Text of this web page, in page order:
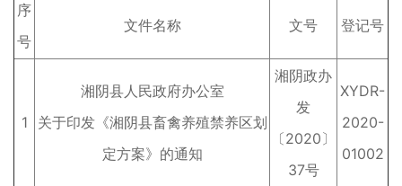
序
号
文件名称 文号 登记号
1
湘阴县人民政府办公室
关于印发《湘阴县畜禽养殖禁养区划
定方案》的通知
湘阴政办
发
〔2020〕
37号
XYDR-
2020-
01002